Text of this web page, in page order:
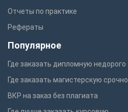
Отчеты по практике
Рефераты
Популярное
Где заказать дипломную недорого
Где заказать магистерскую срочно
ВКР на заказ без плагиата